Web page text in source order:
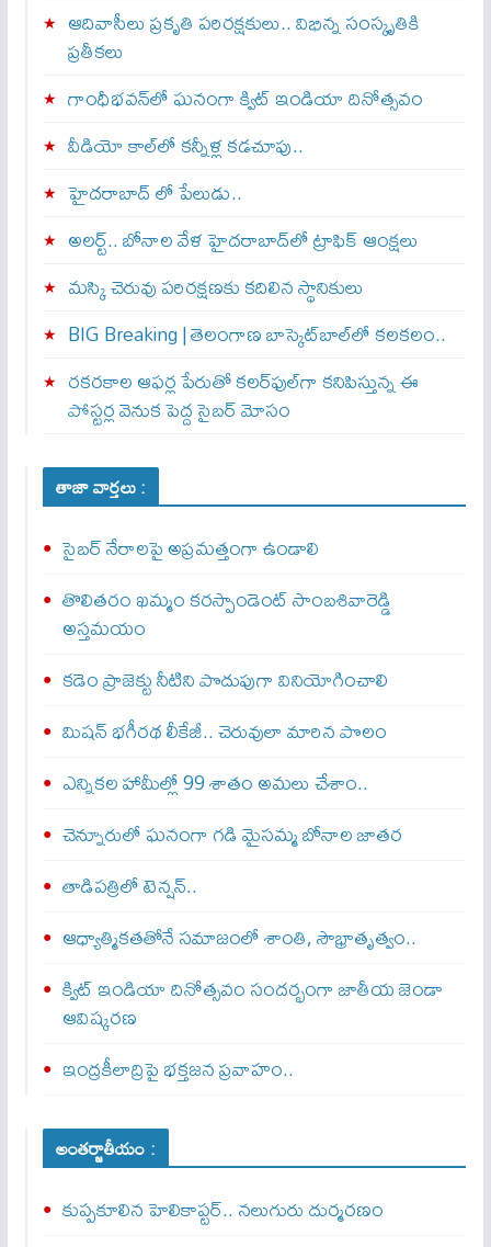
ఆదివాసీలు ప్రకృతి పరిరక్షకులు.. విభిన్న సంస్కృతికి
ప్రతీకలు
గాంధీభవన్‌లో ఘనంగా క్విట్‌ ఇండియా దినోత్సవం
వీడియో కాల్‌లో కన్నీళ్ల కడచూపు..
హైదరాబాద్ లో పేలుడు..
అలర్ట్‌.. బోనాల వేళ హైదరాబాద్‌లో ట్రాఫిక్‌ ఆంక్షలు
మస్కి చెరువు పరిరక్షణకు కదిలిన స్థానికులు
BIG Breaking | తెలంగాణ బాస్కెట్‌బాల్‌లో కలకలం..
రకరకాల ఆఫర్ల పేరుతో కలర్‌ఫుల్‌గా కనిపిస్తున్న ఈ
పోస్టర్ల వెనుక పెద్ద సైబర్ మోసం
తాజా వార్తలు :
సైబర్‌ నేరాలపై అప్రమత్తంగా ఉండాలి
తొలితరం ఖమ్మం కరస్పాండెంట్‌ సాంబశివారెడ్డి
అస్తమయం
కడెం ప్రాజెక్టు నీటిని పొదుపుగా వినియోగించాలి
మిషన్‌ భగీరథ లీకేజీ.. చెరువులా మారిన పొలం
ఎన్నికల హామీల్లో 99 శాతం అమలు చేశాం..
చెన్నూరులో ఘనంగా గడి మైసమ్మ బోనాల జాతర
తాడిపత్రిలో టెన్షన్..
ఆధ్యాత్మికతతోనే సమాజంలో శాంతి, సౌభ్రాతృత్వం..
క్విట్‌ ఇండియా దినోత్సవం సందర్భంగా జాతీయ జెండా
ఆవిష్కరణ
ఇంద్రకీలాద్రిపై భక్తజన ప్రవాహం..
అంతర్జాతీయం :
కుప్పకూలిన హెలికాప్టర్‌.. నలుగురు దుర్మరణం